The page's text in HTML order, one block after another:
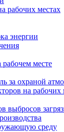
рабочих местах
энергии
месте
за охраной
на рабочих
выбросов
среду